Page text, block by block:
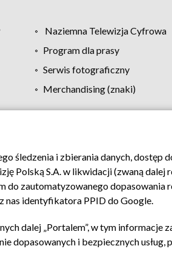
Naziemna Telewizja Cyfrowa
Program dla prasy
Serwis fotograficzny
Merchandising (znaki)
Pomoc Biuro reklamy Kontakt
śledzenia i zbierania danych, dostęp
Polską S.A. w likwidacji (zwaną dalej
do zautomatyzowanego dopasowania
nas identyfikatora PPID do Google.
dalej „Portalem”, w tym informacje
i bezpiecznych usług,